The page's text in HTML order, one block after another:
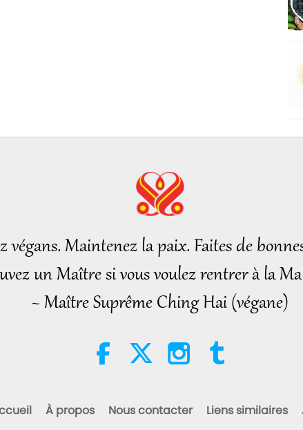
végans. Maintenez la paix. Faites de
un Maître si vous voulez rentrer à la
~ Maître Suprême Ching Hai (végane)
À propos Nous contacter Liens similaires